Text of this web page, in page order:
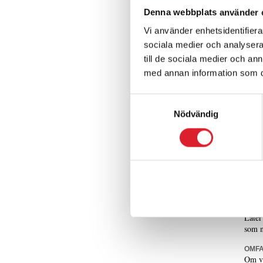
Denna webbplats använder
Vi använder
sociala medier och
till de sociala medier och
med annan information som
Nödvändig
VAD
För
eller
Som
Vi
som
Om